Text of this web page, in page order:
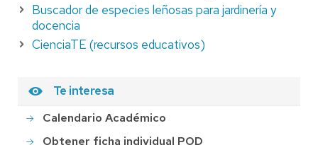
Buscador de especies leñosas para jardinería y
docencia
CienciaTE (recursos educativos)
Te interesa
Calendario Académico
Obtener ficha individual POD